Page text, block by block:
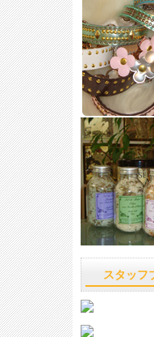
スタッフ